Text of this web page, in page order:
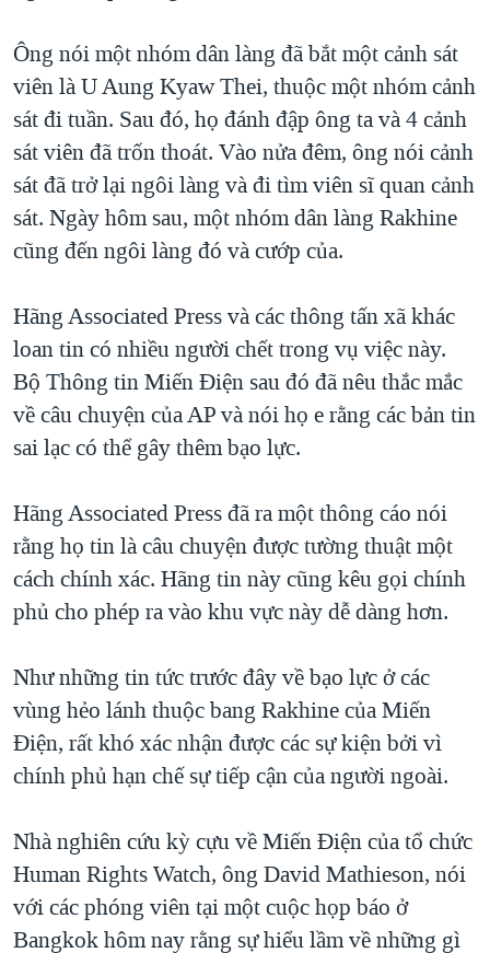
Ông nói một nhóm dân làng đã bắt một cảnh sát
viên là U Aung Kyaw Thei, thuộc một nhóm cảnh
sát đi tuần. Sau đó, họ đánh đập ông ta và 4 cảnh
sát viên đã trốn thoát. Vào nửa đêm, ông nói cảnh
sát đã trở lại ngôi làng và đi tìm viên sĩ quan cảnh
sát. Ngày hôm sau, một nhóm dân làng Rakhine
cũng đến ngôi làng đó và cướp của.
Hãng Associated Press và các thông tấn xã khác
loan tin có nhiều người chết trong vụ việc này.
Bộ Thông tin Miến Ðiện sau đó đã nêu thắc mắc
về câu chuyện của AP và nói họ e rằng các bản tin
sai lạc có thể gây thêm bạo lực.
Hãng Associated Press đã ra một thông cáo nói
rằng họ tin là câu chuyện được tường thuật một
cách chính xác. Hãng tin này cũng kêu gọi chính
phủ cho phép ra vào khu vực này dễ dàng hơn.
Như những tin tức trước đây về bạo lực ở các
vùng hẻo lánh thuộc bang Rakhine của Miến
Ðiện, rất khó xác nhận được các sự kiện bởi vì
chính phủ hạn chế sự tiếp cận của người ngoài.
Nhà nghiên cứu kỳ cựu về Miến Ðiện của tổ chức
Human Rights Watch, ông David Mathieson, nói
với các phóng viên tại một cuộc họp báo ở
Bangkok hôm nay rằng sự hiểu lầm về những gì